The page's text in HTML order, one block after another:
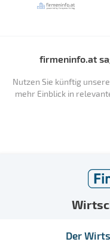
firmeninfo.at
Nutzen Sie künftig
mehr Einblick in
Der